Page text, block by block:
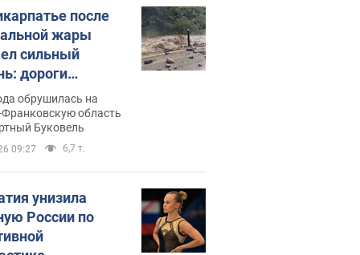
после
жары
сильный
дороги
в реки.
обрушилась на
область
Буковель
09:27 6,7 т.
унизила
России по